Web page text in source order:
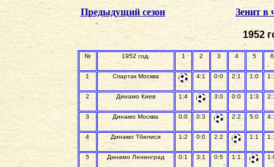
Предыдущий сезон Зенит в
1952
№ 1952 год. 1 2 3 4 5 6
1 Спартак Москва 4:1 0:0 2:1 1:0
2 Динамо Киев 1:4 3:0 0:0 1:3
3 Динамо Москва 0:0 0:3 2:2 5:0
4 Динамо Тбилиси 1:2 0:0 2:2 1:1
5 Динамо Ленинград 0:1 3:1 0:5 1:1